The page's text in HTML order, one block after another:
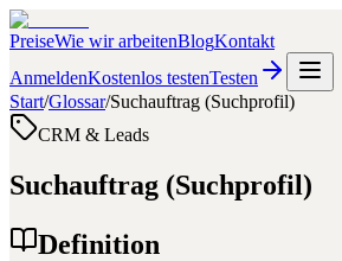
PreiseWie wir arbeitenBlogKontakt
AnmeldenKostenlos testenTesten
Start/Glossar/Suchauftrag (Suchprofil)
CRM & Leads
Suchauftrag (Suchprofil)
Definition